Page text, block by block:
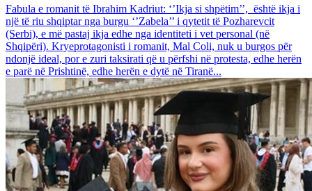
Fabula e romanit të Ibrahim Kadriut: ‘’Ikja si shpëtim’’, është ikja i
një të riu shqiptar nga burgu ‘’Zabela’’ i qytetit të Pozharevcit
(Serbi), e më pastaj ikja edhe nga identiteti i vet personal (në
Shqipëri). Kryeprotagonisti i romanit, Mal Coli, nuk u burgos për
ndonjë ideal, por e zuri taksirati që u përfshi në protesta, edhe herën
e parë në Prishtinë, edhe herën e dytë në Tiranë...